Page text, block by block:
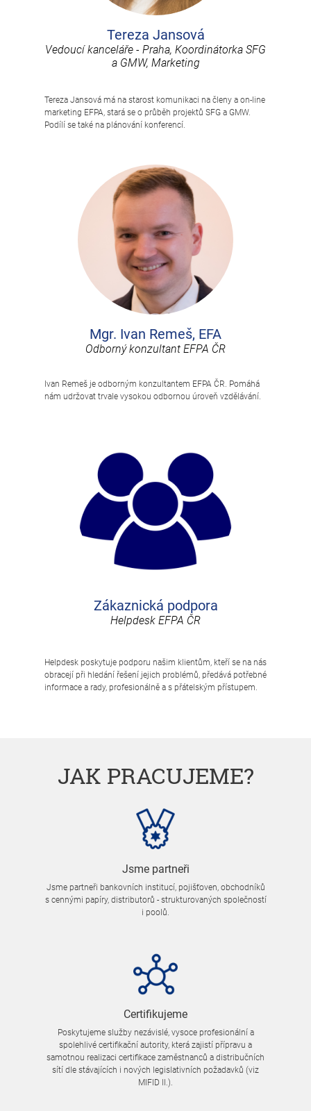
Tereza Jansová
Vedoucí kanceláře - Praha, Koordinátorka SFG
a GMW, Marketing
Tereza Jansová má na starost komunikaci na členy a on-line
marketing EFPA, stará se o průběh projektů SFG a GMW.
Podílí se také na plánování konferencí.
Mgr. Ivan Remeš, EFA
Odborný konzultant EFPA ČR
Ivan Remeš je odborným konzultantem EFPA ČR. Pomáhá
nám udržovat trvale vysokou odbornou úroveň vzdělávání.
Zákaznická podpora
Helpdesk EFPA ČR
Helpdesk poskytuje podporu našim klientům, kteří se na nás
obracejí při hledání řešení jejich problémů, předává potřebné
informace a rady, profesionálně a s přátelským přístupem.
JAK PRACUJEME?
Jsme partneři
Jsme partneři bankovních institucí, pojišťoven, obchodníků
s cennými papíry, distributorů - strukturovaných společností
i poolů.
Certifikujeme
Poskytujeme služby nezávislé, vysoce profesionální a
spolehlivé certifikační autority, která zajistí přípravu a
samotnou realizaci certifikace zaměstnanců a distribučních
sítí dle stávajících i nových legislativních požadavků (viz
MIFID II.).